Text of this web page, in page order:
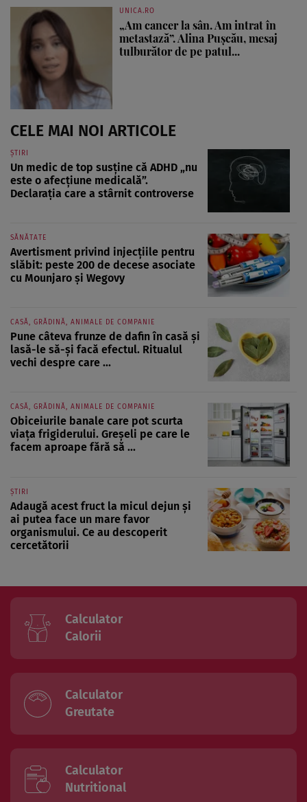
UNICA.RO
„Am cancer la sân. Am intrat în
metastază”. Alina Pușcău, mesaj
tulburător de pe patul...
CELE MAI NOI ARTICOLE
ȘTIRI
Un medic de top susține că ADHD „nu
este o afecțiune medicală”.
Declarația care a stârnit controverse
SĂNĂTATE
Avertisment privind injecțiile pentru
slăbit: peste 200 de decese asociate
cu Mounjaro și Wegovy
CASĂ, GRĂDINĂ, ANIMALE DE COMPANIE
Pune câteva frunze de dafin în casă și
lasă-le să-și facă efectul. Ritualul
vechi despre care ...
CASĂ, GRĂDINĂ, ANIMALE DE COMPANIE
Obiceiurile banale care pot scurta
viața frigiderului. Greșeli pe care le
facem aproape fără să ...
ȘTIRI
Adaugă acest fruct la micul dejun și
ai putea face un mare favor
organismului. Ce au descoperit
cercetătorii
Calculator
Calorii
Calculator
Greutate
Calculator
Nutritional